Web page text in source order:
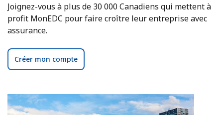
Joignez-vous à plus de 30 000 Canadiens qui mettent à
profit MonEDC pour faire croître leur entreprise avec
assurance.
Créer mon compte